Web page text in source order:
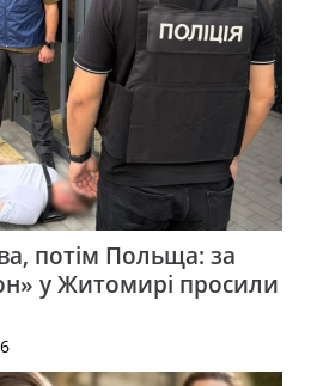
потім Польща: за
у Житомирі просили